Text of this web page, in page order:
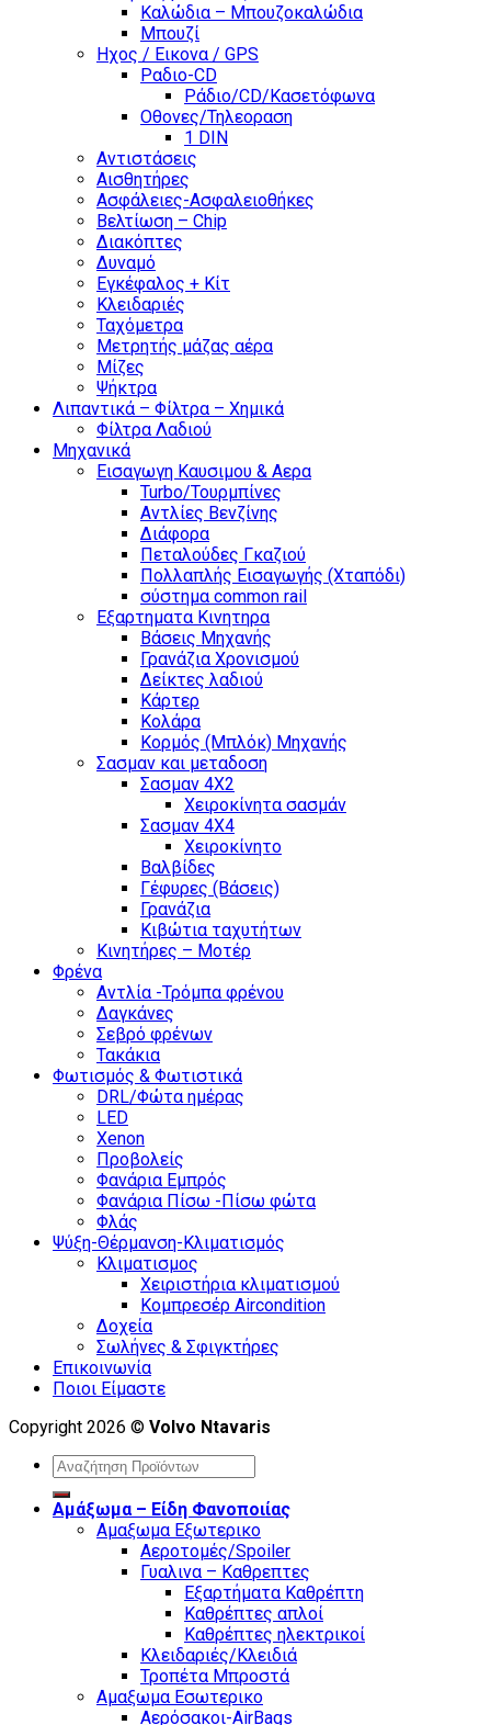
Καλώδια – Μπουζοκαλώδια
Μπουζί
Ηχος / Εικονα / GPS
Ραδιο-CD
Ράδιο/CD/Κασετόφωνα
Οθονες/Τηλεοραση
1 DIN
Αντιστάσεις
Αισθητήρες
Ασφάλειες-Ασφαλειοθήκες
Βελτίωση – Chip
Διακόπτες
Δυναμό
Εγκέφαλος + Κίτ
Κλειδαριές
Ταχόμετρα
Μετρητής μάζας αέρα
Μίζες
Ψήκτρα
Λιπαντικά – Φίλτρα – Χημικά
Φίλτρα Λαδιού
Μηχανικά
Εισαγωγη Καυσιμου & Αερα
Turbo/Τουρμπίνες
Αντλίες Βενζίνης
Διάφορα
Πεταλούδες Γκαζιού
Πολλαπλής Εισαγωγής (Χταπόδι)
σύστημα common rail
Εξαρτηματα Κινητηρα
Βάσεις Μηχανής
Γρανάζια Χρονισμού
Δείκτες λαδιού
Κάρτερ
Κολάρα
Κορμός (Μπλόκ) Μηχανής
Σασμαν και μεταδοση
Σασμαν 4Χ2
Χειροκίνητα σασμάν
Σασμαν 4Χ4
Χειροκίνητο
Βαλβίδες
Γέφυρες (Βάσεις)
Γρανάζια
Κιβώτια ταχυτήτων
Κινητήρες – Μοτέρ
Φρένα
Αντλία -Τρόμπα φρένου
Δαγκάνες
Σεβρό φρένων
Τακάκια
Φωτισμός & Φωτιστικά
DRL/Φώτα ημέρας
LED
Xenon
Προβολείς
Φανάρια Εμπρός
Φανάρια Πίσω -Πίσω φώτα
Φλάς
Ψύξη-Θέρμανση-Κλιματισμός
Κλιματισμος
Χειριστήρια κλιματισμού
Κομπρεσέρ Aircondition
Δοχεία
Σωλήνες & Σφιγκτήρες
Επικοινωνία
Ποιοι Είμαστε
Copyright 2026 © Volvo Ntavaris
Search
Αμάξωμα – Είδη Φανοποιίας
Αμαξωμα Εξωτερικο
Αεροτομές/Spoiler
Γυαλινα – Καθρεπτες
Εξαρτήματα Καθρέπτη
Καθρέπτες απλοί
Καθρέπτες ηλεκτρικοί
Κλειδαριές/Κλειδιά
Τροπέτα Μπροστά
Αμαξωμα Εσωτερικο
Αερόσακοι-AirBags